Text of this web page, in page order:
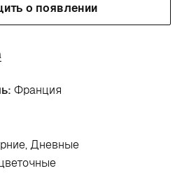
о появлении
Франция
Дневные